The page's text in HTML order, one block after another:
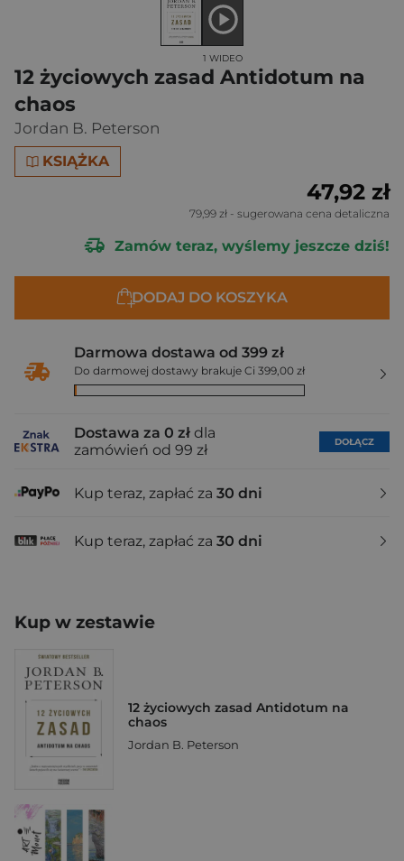
12 życiowych zasad Antidotum na
chaos
Jordan B. Peterson
KSIĄŻKA
1 WIDEO
47,92 zł
79,99 zł - sugerowana cena detaliczna
Zamów teraz, wyślemy jeszcze dziś!
DODAJ DO KOSZYKA
Darmowa dostawa od 399 zł
Do darmowej dostawy brakuje Ci 399,00 zł
Dostawa za 0 zł dla
zamówień od 99 zł
DOŁĄCZ
Kup teraz, zapłać za 30 dni
Kup teraz, zapłać za 30 dni
Kup w zestawie
12 życiowych zasad Antidotum na
chaos
Jordan B. Peterson